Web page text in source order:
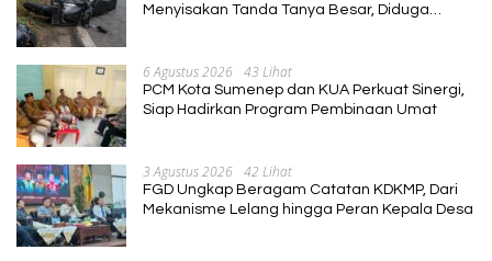
Menyisakan Tanda Tanya Besar, Diduga
6 Agustus 2026 43 Lihat
PCM Kota Sumenep dan KUA Perkuat Sinergi,
Siap Hadirkan Program Pembinaan Umat
3 Agustus 2026 42 Lihat
FGD Ungkap Beragam Catatan KDKMP, Dari
Mekanisme Lelang hingga Peran Kepala Desa